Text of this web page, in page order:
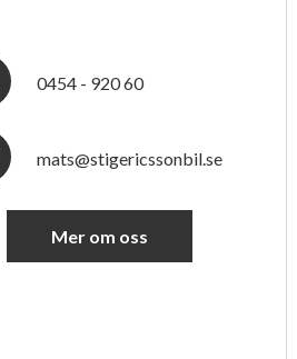
0454 - 920 60
mats@stigericssonbil.se
Mer om oss